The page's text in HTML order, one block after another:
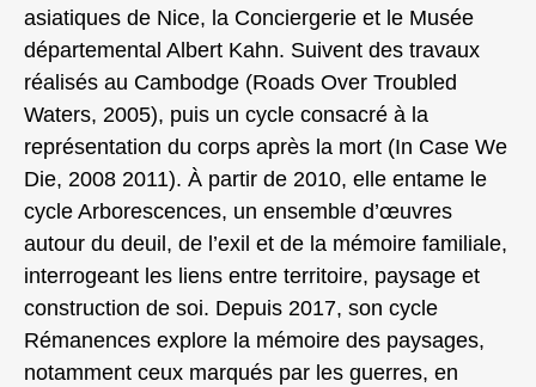
asiatiques de Nice, la Conciergerie et le Musée
départemental Albert Kahn. Suivent des travaux
réalisés au Cambodge (Roads Over Troubled
Waters, 2005), puis un cycle consacré à la
représentation du corps après la mort (In Case We
Die, 2008 2011). À partir de 2010, elle entame le
cycle Arborescences, un ensemble d’œuvres
autour du deuil, de l’exil et de la mémoire familiale,
interrogeant les liens entre territoire, paysage et
construction de soi. Depuis 2017, son cycle
Rémanences explore la mémoire des paysages,
notamment ceux marqués par les guerres, en